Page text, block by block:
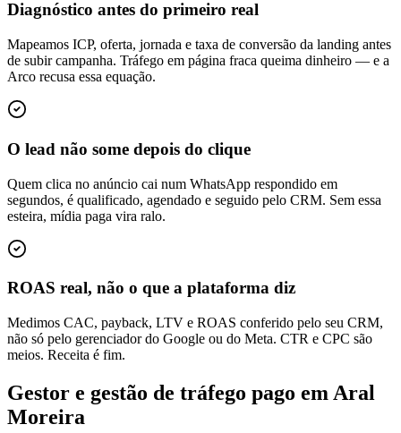
Diagnóstico antes do primeiro real
Mapeamos ICP, oferta, jornada e taxa de conversão da landing antes
de subir campanha. Tráfego em página fraca queima dinheiro — e a
Arco recusa essa equação.
O lead não some depois do clique
Quem clica no anúncio cai num WhatsApp respondido em
segundos, é qualificado, agendado e seguido pelo CRM. Sem essa
esteira, mídia paga vira ralo.
ROAS real, não o que a plataforma diz
Medimos CAC, payback, LTV e ROAS conferido pelo seu CRM,
não só pelo gerenciador do Google ou do Meta. CTR e CPC são
meios. Receita é fim.
Gestor e gestão de tráfego pago em Aral
Moreira